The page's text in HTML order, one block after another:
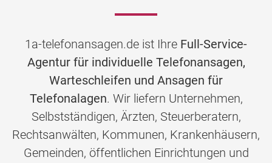
1a-telefonansagen.de ist Ihre Full-Service-
Agentur für individuelle Telefonansagen,
Warteschleifen und Ansagen für
Telefonalagen. Wir liefern Unternehmen,
Selbstständigen, Ärzten, Steuerberatern,
Rechtsanwälten, Kommunen, Krankenhäusern,
Gemeinden, öffentlichen Einrichtungen und